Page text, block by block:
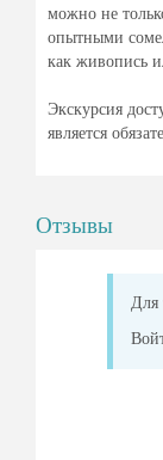
можно не
опытными
как живопись
Экскурсия
является
Отзывы
Для